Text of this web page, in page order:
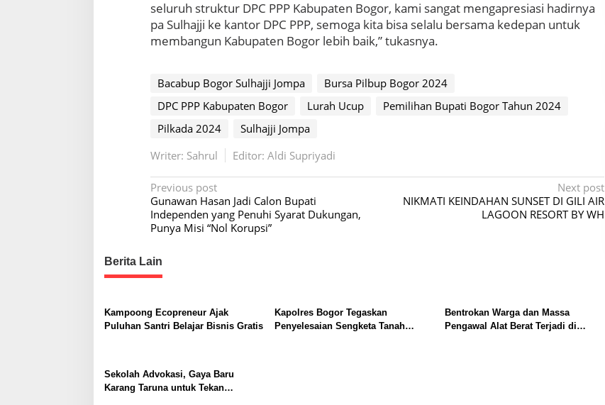
a
b
p
e
o
o
seluruh struktur DPC PPP Kabupaten Bogor, kami sangat mengapresiasi hadirnya
pa Sulhajji ke kantor DPC PPP, semoga kita bisa selalu bersama kedepan untuk
membangun Kabupaten Bogor lebih baik,” tukasnya.
Bacabup Bogor Sulhajji Jompa
Bursa Pilbup Bogor 2024
DPC PPP Kabupaten Bogor
Lurah Ucup
Pemilihan Bupati Bogor Tahun 2024
Pilkada 2024
Sulhajji Jompa
Writer: Sahrul
Editor: Aldi Supriyadi
P
o
s
n
v
i
a
t
Previous post
Gunawan Hasan Jadi Calon Bupati
Independen yang Penuhi Syarat Dukungan,
Punya Misi “Nol Korupsi”
Next post
NIKMATI KEINDAHAN SUNSET DI GILI AIR
LAGOON RESORT BY WH
Berita Lain
Kampoong Ecopreneur Ajak
Puluhan Santri Belajar Bisnis Gratis
Kapolres Bogor Tegaskan
Penyelesaian Sengketa Tanah
Bentrokan Warga dan Massa
Pengawal Alat Berat Terjadi di
Sekolah Advokasi, Gaya Baru
Karang Taruna untuk Tekan